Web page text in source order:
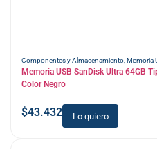
Componentes y Almacenamiento, Memoria
Memoria USB SanDisk Ultra 64GB
Color Negro
$43.432 Lo quiero